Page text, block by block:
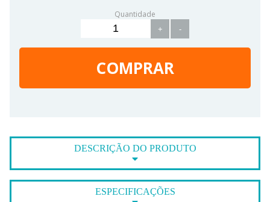
Quantidade
+ -
COMPRAR
DESCRIÇÃO DO PRODUTO
ESPECIFICAÇÕES